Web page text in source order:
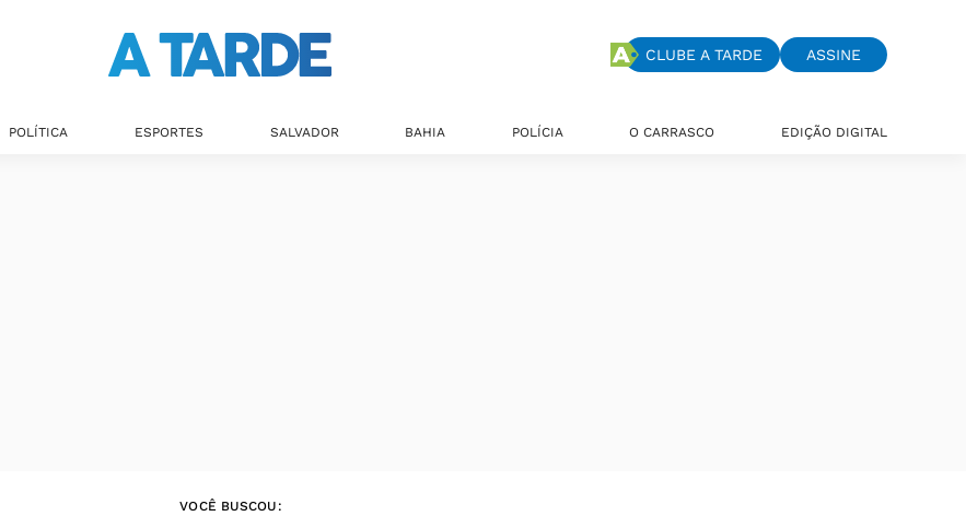
CLUBE A TARDE ASSINE
POLÍTICA ESPORTES SALVADOR BAHIA POLÍCIA O CARRASCO EDIÇÃO DIGITAL
VOCÊ BUSCOU: